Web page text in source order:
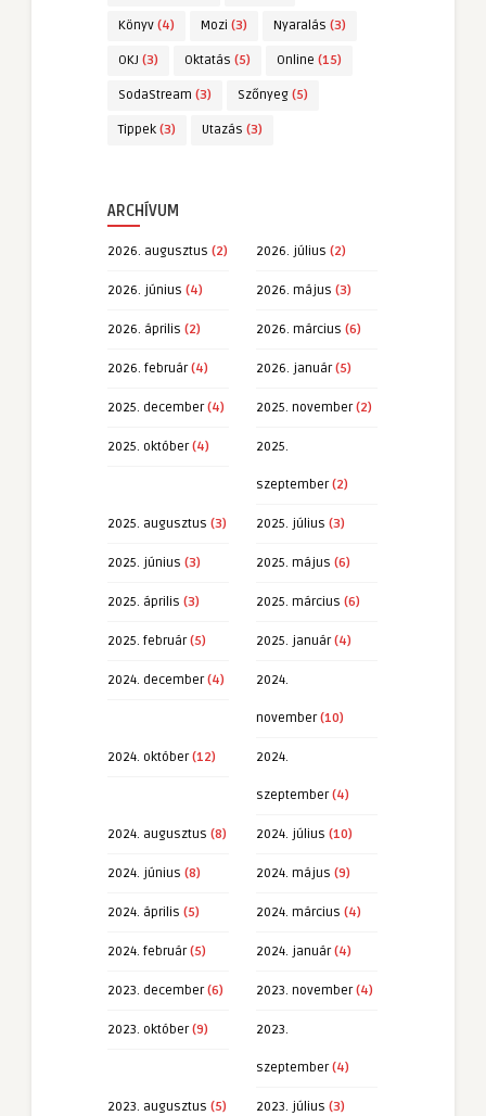
Könyv (4) Mozi (3) Nyaralás (3)
OKJ (3) Oktatás (5) Online (15)
SodaStream (3) Szőnyeg (5)
Tippek (3) Utazás (3)
ARCHÍVUM
2026. augusztus (2) 2026. július (2)
2026. június (4) 2026. május (3)
2026. április (2) 2026. március (6)
2026. február(4) 2026. január(5)
2025. december(4) 2025. november(2)
2025. október(4) 2025.
szeptember(2)
2025. augusztus (3) 2025. július (3)
2025. június (3) 2025. május (6)
2025. április (3) 2025. március (6)
2025. február(5) 2025. január(4)
2024. december(4) 2024.
november(10)
2024. október(12) 2024.
szeptember(4)
2024. augusztus (8) 2024. július (10)
2024. június (8) 2024. május (9)
2024. április (5) 2024. március (4)
2024. február(5) 2024. január(4)
2023. december(6) 2023. november(4)
2023. október(9) 2023.
szeptember(4)
2023. augusztus (5) 2023. július (3)